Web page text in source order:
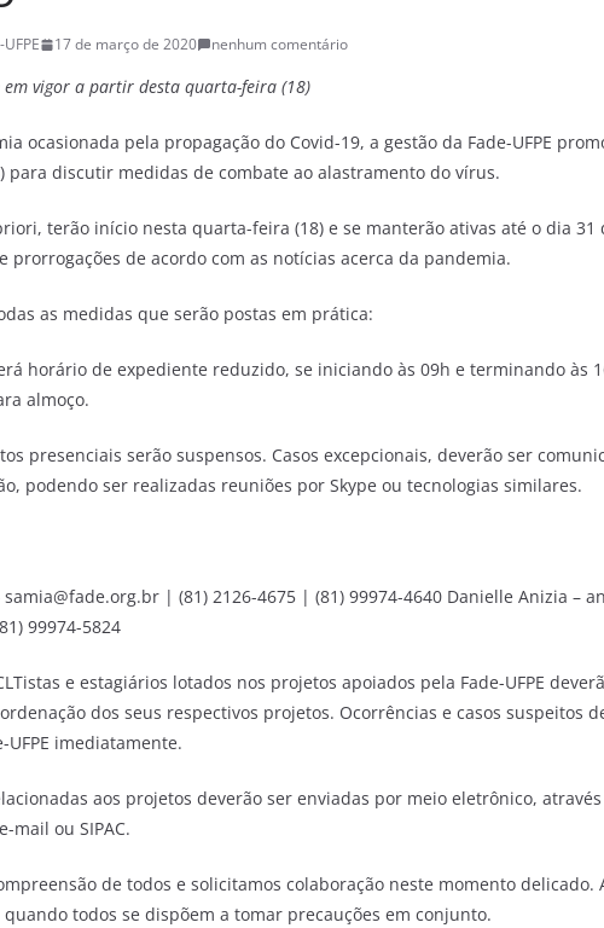
17 de março de 2020 nenhum comentário
em vigor a partir desta quarta-feira (18)
ocasionada pela propagação do Covid-19, a gestão da Fade-UFPE
para discutir medidas de combate ao alastramento do vírus.
terão início nesta quarta-feira (18) e se manterão ativas até o dia 31
prorrogações de acordo com as notícias acerca da pandemia.
as medidas que serão postas em prática:
horário de expediente reduzido, se iniciando às 09h e terminando às
almoço.
presenciais serão suspensos. Casos excepcionais, deverão ser
podendo ser realizadas reuniões por Skype ou tecnologias similares.
samia@fade.org.br | (81) 2126-4675 | (81) 99974-4640 Danielle Anizia –
99974-5824
e estagiários lotados nos projetos apoiados pela Fade-UFPE
dos seus respectivos projetos. Ocorrências e casos suspeitos
UFPE imediatamente.
aos projetos deverão ser enviadas por meio eletrônico,
mail ou SIPAC.
de todos e solicitamos colaboração neste momento delicado.
todos se dispõem a tomar precauções em conjunto.